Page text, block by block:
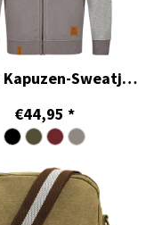
Herren Kapuzen-Sweatjacke - Herrnhut Collection
€44,95 *